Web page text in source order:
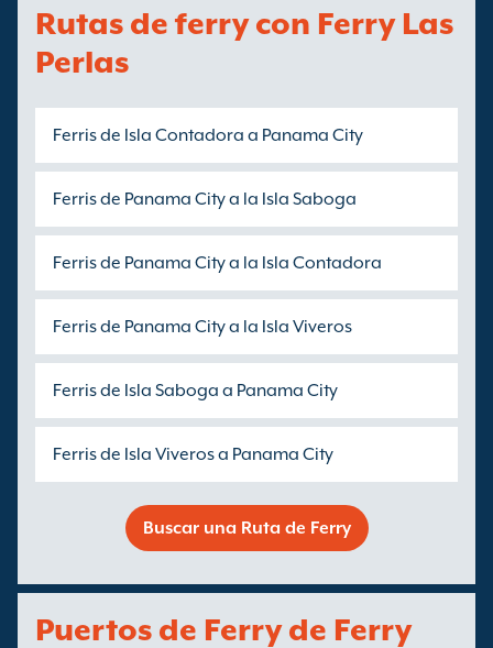
Rutas de ferry con Ferry Las
Perlas
Ferris de Isla Contadora a Panama City
Ferris de Panama City a la Isla Saboga
Ferris de Panama City a la Isla Contadora
Ferris de Panama City a la Isla Viveros
Ferris de Isla Saboga a Panama City
Ferris de Isla Viveros a Panama City
Buscar una Ruta de Ferry
Puertos de Ferry de Ferry